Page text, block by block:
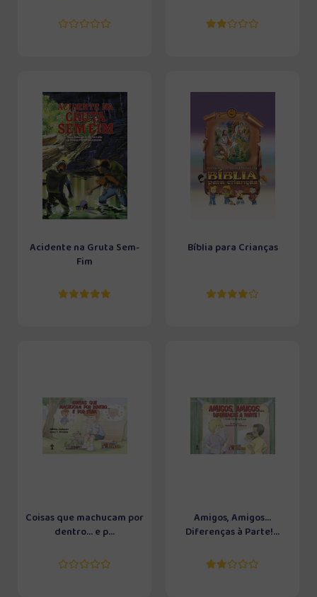
Acidente na Gruta Sem-
Fim
Bíblia para Crianças
Coisas que machucam por
dentro... e p...
Amigos, Amigos...
Diferenças à Parte!...